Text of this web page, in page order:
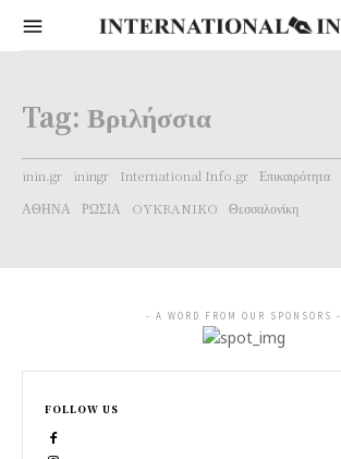
Tag: Βριλήσσια
inin.gr iningr International Info.gr Επικαιρότητα
ΑΘΗΝΑ
ΡΩΣΙΑ OYKRANIKO Θεσσαλονίκη
- A WORD FROM OUR SPONSORS -
FOLLOW US